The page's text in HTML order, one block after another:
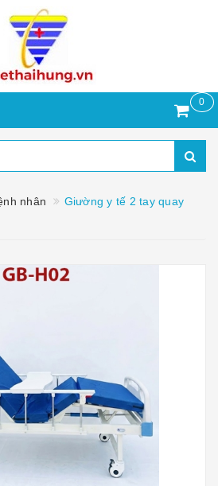
0
nhân
Giường y tế 2 tay quay